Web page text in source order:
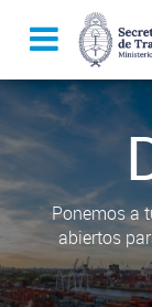
Ponemos a
abiertos